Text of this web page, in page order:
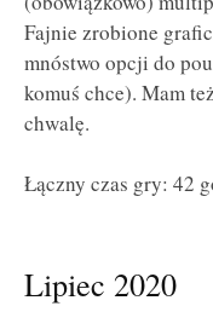
Fajnie zrobione
mnóstwo opcji do
komuś chce). Mam
chwalę.
Łączny czas gry: 42
Lipiec 2020